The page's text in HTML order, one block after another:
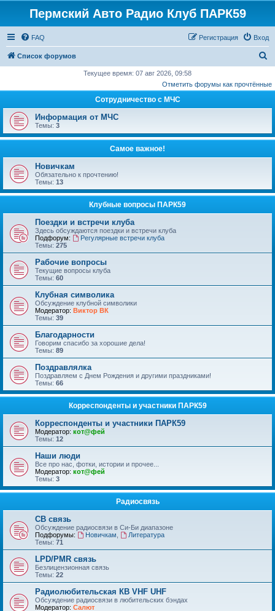
Пермский Авто Радио Клуб ПАРК59
FAQ Вход
Регистрация
Список форумов
и
Текущее время: 07 авг 2026, 09:58
Отметить форумы как прочтённые
Сотрудничество с МЧС
Информация от МЧС
Темы: 3
Самое важное!
Новичкам
Обязательно к прочтению!
Темы: 13
Клубные вопросы ПАРК59
Поездки и встречи клуба
Здесь обсуждаются поездки и встречи клуба
Подфорум:
Регулярные встречи клуба
Темы: 275
Рабочие вопросы
Текущие вопросы клуба
Темы: 60
Клубная символика
Обсуждение клубной символики
Модератор: Виктор ВК
Темы: 39
Благодарности
Говорим спасибо за хорошие дела!
Темы: 89
Поздравлялка
Поздравляем с Днем Рождения и другими праздниками!
Темы: 66
Корреспонденты и участники ПАРК59
Корреспонденты и участники ПАРК59
Модератор: кот@фей
Темы: 12
Наши люди
Все про нас, фотки, истории и прочее...
Модератор: кот@фей
Темы: 3
Радиосвязь
СВ связь
Обсуждение радиосвязи в Си-Би диапазоне
Подфорумы:
Новичкам
Литература
Темы: 71
LPD/PMR связь
Безлицензионная связь
Темы: 22
Радиолюбительская КВ VHF UHF
Обсуждение радиосвязи в любительских бэндах
Модератор: Салют